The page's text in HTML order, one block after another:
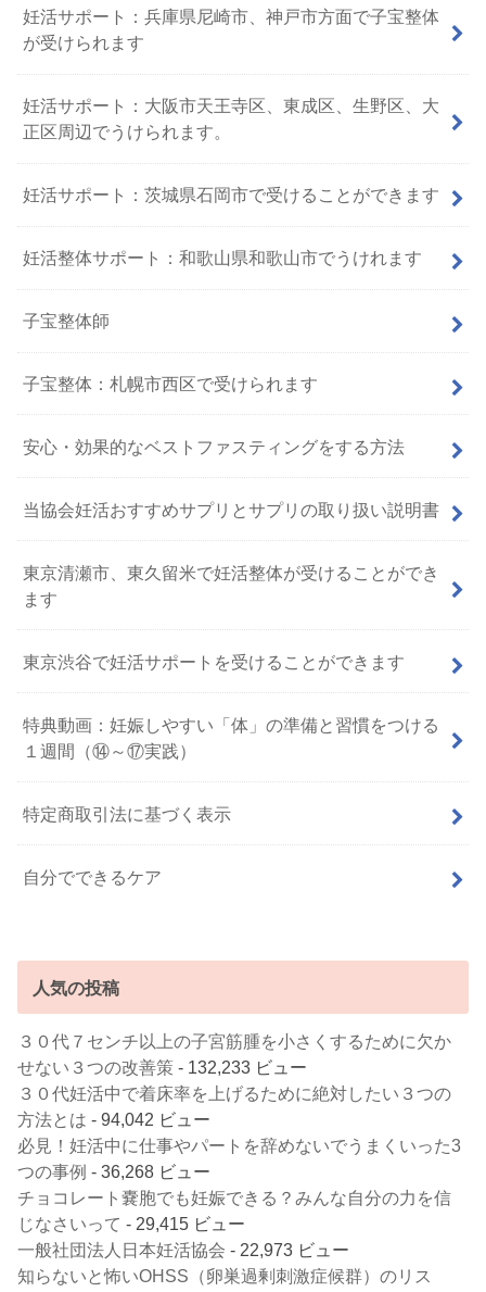
妊活サポート：兵庫県尼崎市、神戸市方面で子宝整体
が受けられます
妊活サポート：大阪市天王寺区、東成区、生野区、大
正区周辺でうけられます。
妊活サポート：茨城県石岡市で受けることができます
妊活整体サポート：和歌山県和歌山市でうけれます
子宝整体師
子宝整体：札幌市西区で受けられます
安心・効果的なベストファスティングをする方法
当協会妊活おすすめサプリとサプリの取り扱い説明書
東京清瀬市、東久留米で妊活整体が受けることができ
ます
東京渋谷で妊活サポートを受けることができます
特典動画：妊娠しやすい「体」の準備と習慣をつける
１週間（⑭～⑰実践）
特定商取引法に基づく表示
自分でできるケア
人気の投稿
３０代７センチ以上の子宮筋腫を小さくするために欠か
せない３つの改善策 - 132,233 ビュー
３０代妊活中で着床率を上げるために絶対したい３つの
方法とは - 94,042 ビュー
必見！妊活中に仕事やパートを辞めないでうまくいった3
つの事例 - 36,268 ビュー
チョコレート嚢胞でも妊娠できる？みんな自分の力を信
じなさいって - 29,415 ビュー
一般社団法人日本妊活協会 - 22,973 ビュー
知らないと怖いOHSS（卵巣過剰刺激症候群）のリス